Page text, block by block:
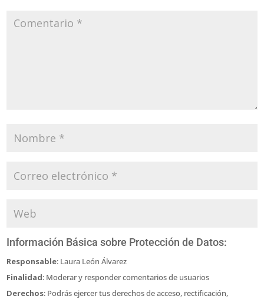
Información Básica sobre Protección de Datos:
Responsable: Laura León Álvarez
Finalidad: Moderar y responder comentarios de usuarios
Derechos: Podrás ejercer tus derechos de acceso, rectificación,